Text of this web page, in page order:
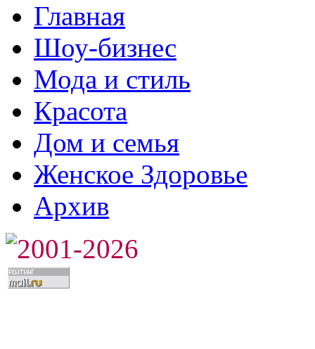
Главная
Шоу-бизнес
Мода и стиль
Красота
Дом и семья
Женское Здоровье
Архив
2001-2026